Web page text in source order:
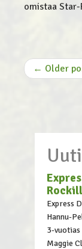
omistaa Star-
← Older
Express
Hannu-
3-vuotias
Maggie